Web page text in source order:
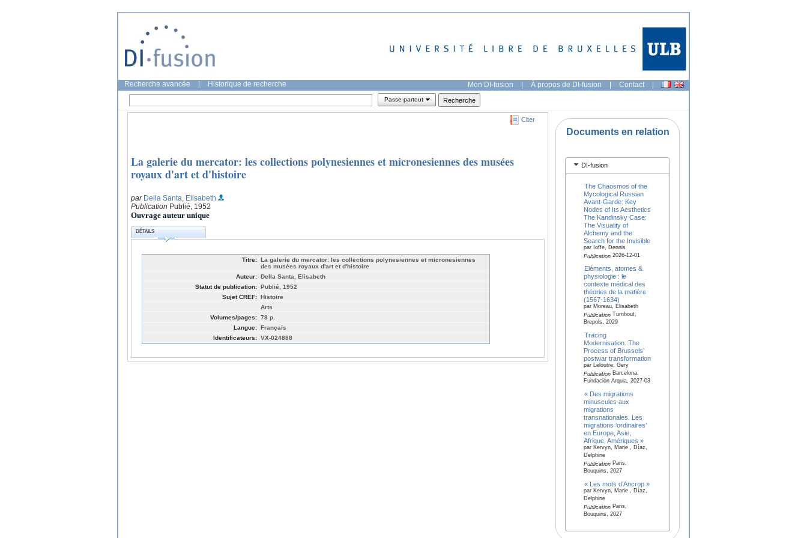
Recherche avancée Historique de recherche Mon DI-fusion | À propos de DI-fusion | Contact |
Passe-partout
Citer
La galerie du mercator: les collections polynesiennes et micronesiennes des musées
royaux d'art et d'histoire
par Della Santa, Elisabeth
Publication Publié, 1952
Ouvrage auteur unique
DÉTAILS
Titre: La galerie du mercator: les collections polynesiennes et micronesiennes
des musées royaux d'art et d'histoire
Auteur: Della Santa, Elisabeth
Statut de publication: Publié, 1952
Sujet CREF: Histoire
Arts
Volumes/pages: 78 p.
Langue: Français
Identificateurs: VX-024888
Documents en relation
DI-fusion
The Chaosmos of the
Mycological Russian
Avant-Garde: Key
Nodes of Its Aesthetics
The Kandinsky Case:
The Visuality of
Alchemy and the
Search for the Invisible
par Ioffe, Dennis
Publication2026-12-01
Eléments, atomes &
physiologie : le
contexte médical des
théories de la matière
(1567-1634)
par Moreau, Elisabeth
PublicationTurnhout,
Brepols, 2029
Tracing
Modernisation.:The
Process of Brussels’
postwar transformation
par Leloutre, Gery
PublicationBarcelona,
Fundación Arquia, 2027-03
« Des migrations
minuscules aux
migrations
transnationales. Les
migrations ‘ordinaires’
en Europe, Asie,
Afrique, Amériques »
par Kervyn, Marie , Díaz,
Delphine
PublicationParis,
Bouquins, 2027
« Les mots d’Ancrop »
par Kervyn, Marie , Díaz,
Delphine
PublicationParis,
Bouquins, 2027